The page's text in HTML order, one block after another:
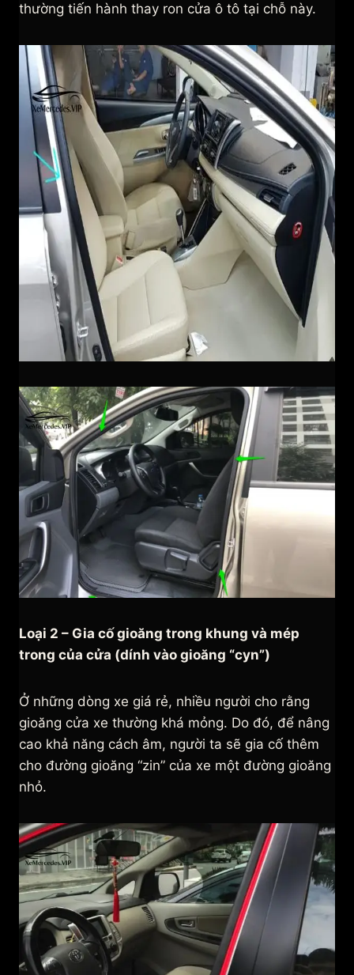
thường tiến hành thay ron cửa ô tô tại chỗ này.
Loại 2 – Gia cố gioăng trong khung và mép
trong của cửa (dính vào gioăng “cyn”)
Ở những dòng xe giá rẻ, nhiều người cho rằng
gioăng cửa xe thường khá mỏng. Do đó, để nâng
cao khả năng cách âm, người ta sẽ gia cố thêm
cho đường gioăng “zin” của xe một đường gioăng
nhỏ.